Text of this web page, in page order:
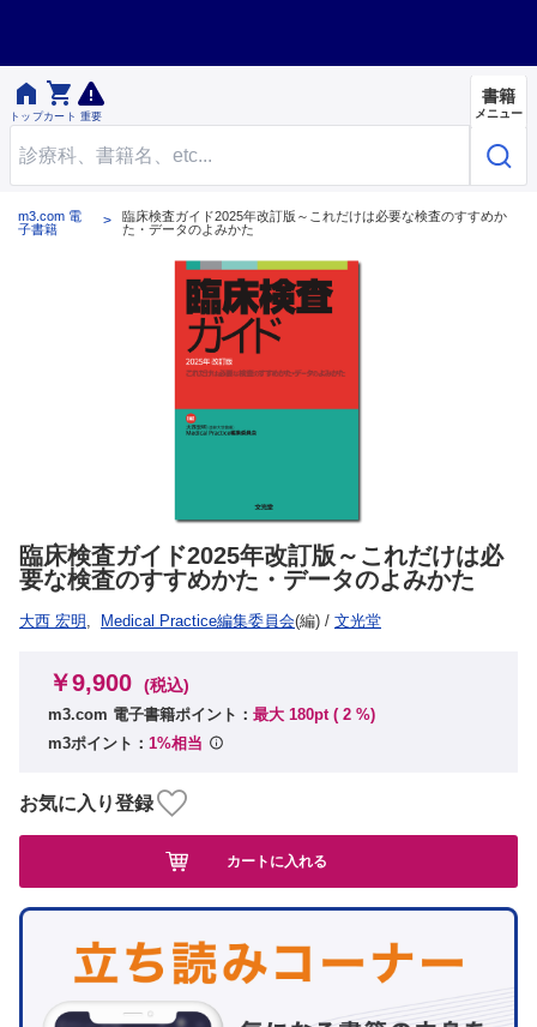

トップ

カート 重要
書籍
メニュー
m3.com 電
子書籍
臨床検査ガイド2025年改訂版～これだけは必要な検査のすすめか
た・データのよみかた
臨床検査ガイド2025年改訂版～これだけは必
要な検査のすすめかた・データのよみかた
大西 宏明 , Medical Practice編集委員会(編) / 文光堂
￥9,900 (税込)
m3.com 電子書籍ポイント： 最大 180pt ( 2 %)
m3ポイント： 1%相当
お気に入り登録
カートに入れる